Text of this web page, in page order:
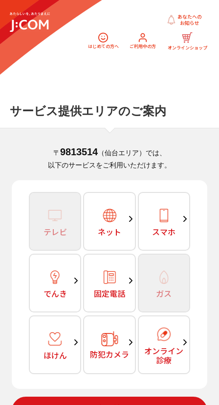
はじめての方へ ご利用中の方 オンラインショップ
あなたへの
お知らせ
サービス提供エリアのご案内
〒 9813514（仙台エリア）では、
以下のサービスをご利用いただけます。
テレビ ネット スマホ
でんき 固定電話 ガス
ほけん 防犯カメラ オンライン
診療